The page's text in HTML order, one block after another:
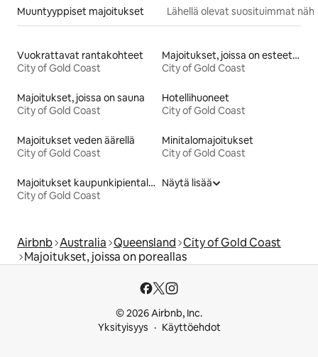
Muuntyyppiset majoitukset Lähellä olevat suosituimmat
Vuokrattavat rantakohteet
City of Gold Coast
Majoitukset, joissa on esteetön vuode
City of Gold Coast
Majoitukset, joissa on sauna
City of Gold Coast
Hotellihuoneet
City of Gold Coast
Majoitukset veden äärellä
City of Gold Coast
Minitalomajoitukset
City of Gold Coast
Majoitukset kaupunkipientaloissa
City of Gold Coast
Näytä lisää
Airbnb Australia Queensland City of Gold Coast
Majoitukset, joissa on poreallas
© 2026 Airbnb, Inc.
Yksityisyys
Käyttöehdot